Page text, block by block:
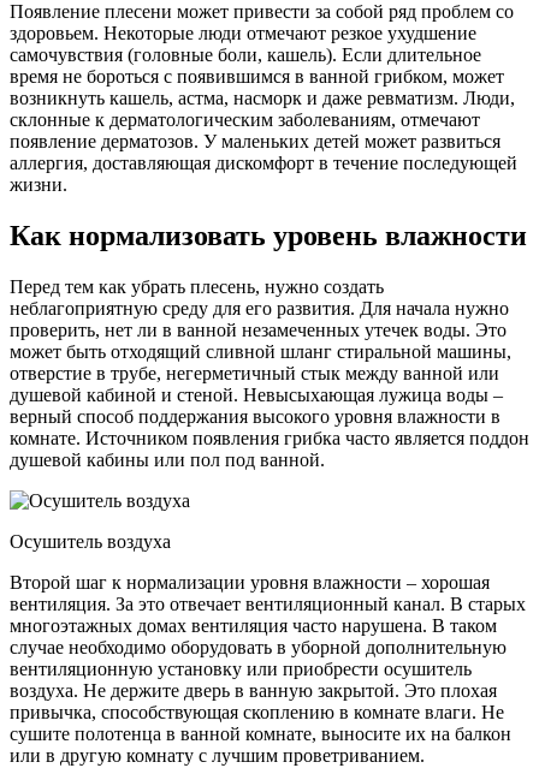
Появление плесени может привести за собой ряд проблем со
здоровьем. Некоторые люди отмечают резкое ухудшение
самочувствия (головные боли, кашель). Если длительное
время не бороться с появившимся в ванной грибком, может
возникнуть кашель, астма, насморк и даже ревматизм. Люди,
склонные к дерматологическим заболеваниям, отмечают
появление дерматозов. У маленьких детей может развиться
аллергия, доставляющая дискомфорт в течение последующей
жизни.
Как нормализовать уровень влажности
Перед тем как убрать плесень, нужно создать
неблагоприятную среду для его развития. Для начала нужно
проверить, нет ли в ванной незамеченных утечек воды. Это
может быть отходящий сливной шланг стиральной машины,
отверстие в трубе, негерметичный стык между ванной или
душевой кабиной и стеной. Невысыхающая лужица воды –
верный способ поддержания высокого уровня влажности в
комнате. Источником появления грибка часто является поддон
душевой кабины или пол под ванной.
Осушитель воздуха
Второй шаг к нормализации уровня влажности – хорошая
вентиляция. За это отвечает вентиляционный канал. В старых
многоэтажных домах вентиляция часто нарушена. В таком
случае необходимо оборудовать в уборной дополнительную
вентиляционную установку или приобрести осушитель
воздуха. Не держите дверь в ванную закрытой. Это плохая
привычка, способствующая скоплению в комнате влаги. Не
сушите полотенца в ванной комнате, выносите их на балкон
или в другую комнату с лучшим проветриванием.